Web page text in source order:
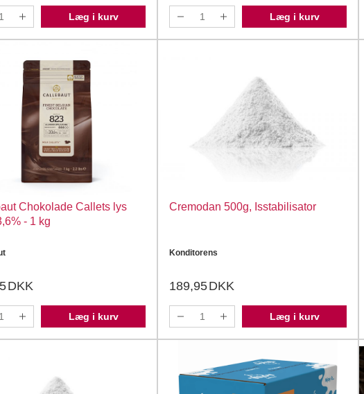
Læg i kurv Læg i kurv
Chokolade Callets lys
- 1 kg
DKK
Læg i kurv
Cremodan 500g, Isstabilisator
Konditorens
189,95DKK
Læg i kurv